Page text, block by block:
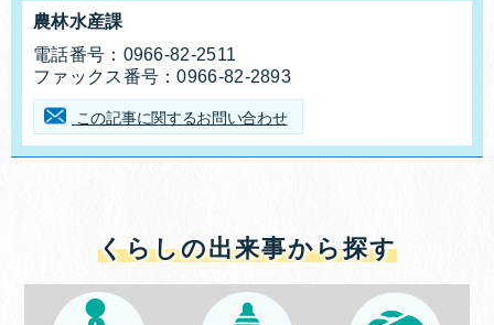
お問合せ先
農林水産課
電話番号： 0966-82-2511
ファックス番号：0966-82-2893
この記事に関するお問い合わせ
くらしの出来事から探す